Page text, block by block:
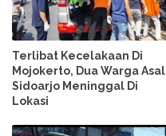
Terlibat Kecelakaan Di
Mojokerto, Dua Warga Asal
Sidoarjo Meninggal Di
Lokasi